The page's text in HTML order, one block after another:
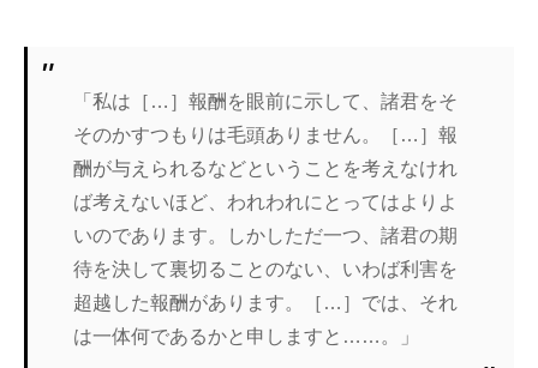
「私は［…］報酬を眼前に示して、諸君をそ
そのかすつもりは毛頭ありません。［…］報
酬が与えられるなどということを考えなけれ
ば考えないほど、われわれにとってはよりよ
いのであります。しかしただ一つ、諸君の期
待を決して裏切ることのない、いわば利害を
超越した報酬があります。［…］では、それ
は一体何であるかと申しますと……。」